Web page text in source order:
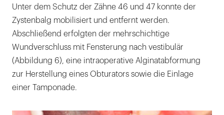
Unter dem Schutz der Zähne 46 und 47 konnte der
Zystenbalg mobilisiert und entfernt werden.
Abschließend erfolgten der mehrschichtige
Wundverschluss mit Fensterung nach vestibulär
(Abbildung 6), eine intraoperative Alginatabformung
zur Herstellung eines Obturators sowie die Einlage
einer Tamponade.